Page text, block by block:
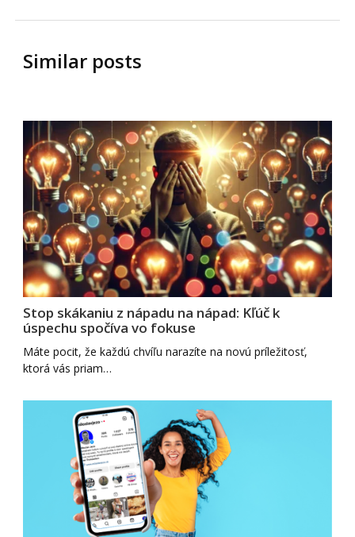
Similar posts
Stop skákaniu z nápadu na nápad: Kľúč k
úspechu spočíva vo fokuse
Máte pocit, že každú chvíľu narazíte na novú príležitosť,
ktorá vás priam…